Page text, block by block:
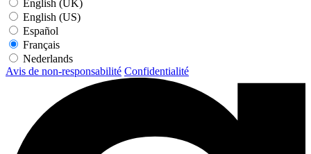
English (UK)
English (US)
Español
Français
Nederlands
Avis de non-responsabilité Confidentialité